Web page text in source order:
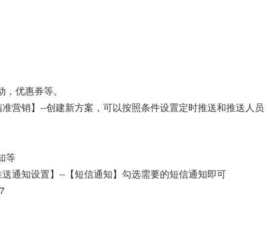
优惠券等。
营销】--创建新方案，可以按照条件设置定时推送和推送人员
等
通知设置】--【短信通知】勾选需要的短信通知即可